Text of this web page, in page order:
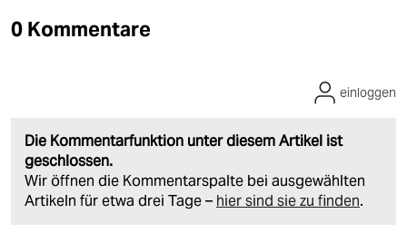
0 Kommentare
Die Kommentarfunktion unter diesem Artikel ist
geschlossen.
Wir öffnen die Kommentarspalte bei ausgewählten
Artikeln für etwa drei Tage – hier sind sie zu finden.
einloggen